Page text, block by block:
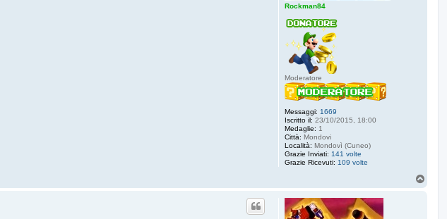
Rockman84
Moderatore
Messaggi: 1669
Iscritto il: 23/10/2015, 18:00
Medaglie: 1
Città: Mondovi
Località: Mondovì (Cuneo)
Grazie Inviati: 141 volte
Grazie Ricevuti: 109 volte